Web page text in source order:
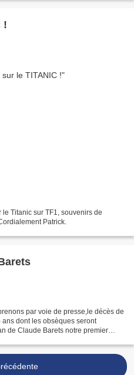
!
Titanic sur TF1, souvenirs de
Patrick.
Barets
par voie de presse,le décès de
dont les obsèques seront
de Claude Barets notre premier